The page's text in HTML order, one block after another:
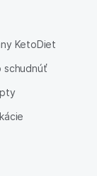
KetoDiet
schudnúť